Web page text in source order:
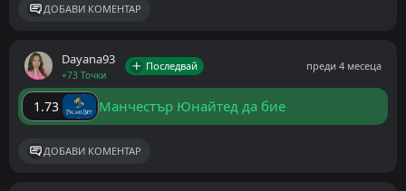
ДОБАВИ КОМЕНТАР
Dayana93
+73 Точки
Последвай преди 4 месеца
1.73 Манчестър Юнайтед да бие
ДОБАВИ КОМЕНТАР